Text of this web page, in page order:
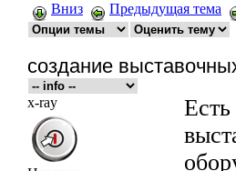
Вниз Предыдущая тема
создание
x-ray
Есть